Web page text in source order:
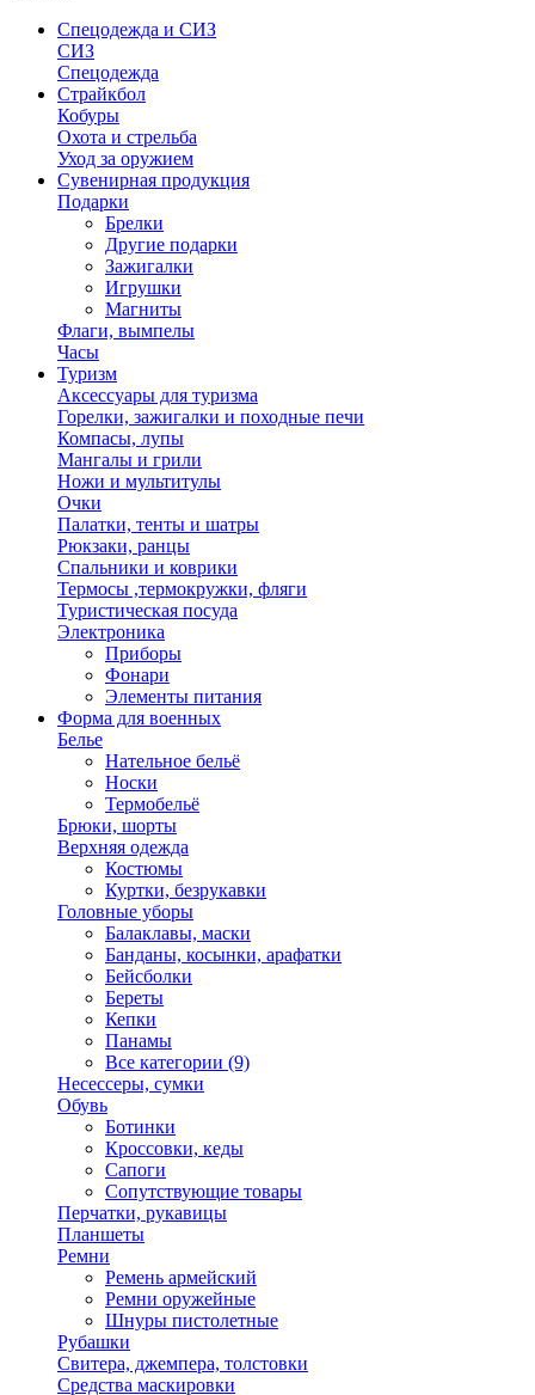
Спецодежда и СИЗ
СИЗ
Спецодежда
Страйкбол
Кобуры
Охота и стрельба
Уход за оружием
Сувенирная продукция
Подарки
Брелки
Другие подарки
Зажигалки
Игрушки
Магниты
Флаги, вымпелы
Часы
Туризм
Аксессуары для туризма
Горелки, зажигалки и походные печи
Компасы, лупы
Мангалы и грили
Ножи и мультитулы
Очки
Палатки, тенты и шатры
Рюкзаки, ранцы
Спальники и коврики
Термосы ,термокружки, фляги
Туристическая посуда
Электроника
Приборы
Фонари
Элементы питания
Форма для военных
Белье
Нательное бельё
Носки
Термобельё
Брюки, шорты
Верхняя одежда
Костюмы
Куртки, безрукавки
Головные уборы
Балаклавы, маски
Банданы, косынки, арафатки
Бейсболки
Береты
Кепки
Панамы
Все категории (9)
Несессеры, сумки
Обувь
Ботинки
Кроссовки, кеды
Сапоги
Сопутствующие товары
Перчатки, рукавицы
Планшеты
Ремни
Ремень армейский
Ремни оружейные
Шнуры пистолетные
Рубашки
Свитера, джемпера, толстовки
Средства маскировки